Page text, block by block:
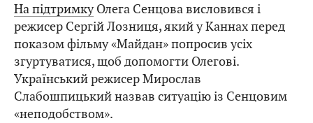
На підтримкуОлега Сенцова висловився і
режисер Сергій Лозниця, який у Каннах перед
показом фільму «Майдан» попросив усіх
згуртуватися, щоб допомогти Олегові.
Український режисер Мирослав
Слабошпицький назвав ситуацію із Сенцовим
«неподобством».